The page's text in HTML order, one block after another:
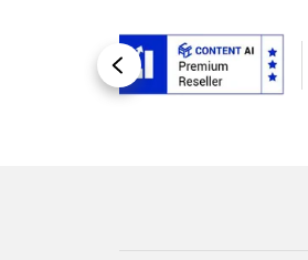
Назад